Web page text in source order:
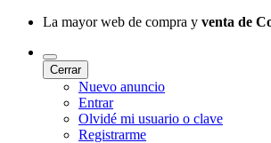
La mayor web de compra y venta de
Cerrar
Nuevo anuncio
Entrar
Olvidé mi usuario o clave
Registrarme